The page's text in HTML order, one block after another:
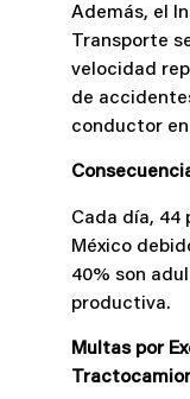
Además, el
Transporte
velocidad
de
conductor en
Cada día, 44
México
40% son
productiva.
Multas por